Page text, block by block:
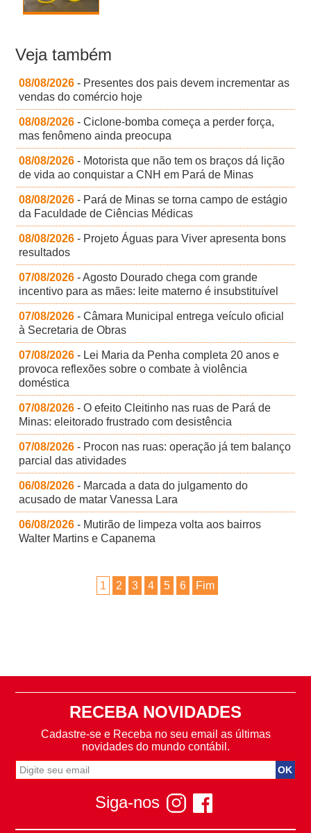
Veja também
08/08/2026 - Presentes dos pais devem incrementar as
vendas do comércio hoje
08/08/2026 - Ciclone-bomba começa a perder força,
mas fenômeno ainda preocupa
08/08/2026 - Motorista que não tem os braços dá lição
de vida ao conquistar a CNH em Pará de Minas
08/08/2026 - Pará de Minas se torna campo de estágio
da Faculdade de Ciências Médicas
08/08/2026 - Projeto Águas para Viver apresenta bons
resultados
07/08/2026 - Agosto Dourado chega com grande
incentivo para as mães: leite materno é insubstituível
07/08/2026 - Câmara Municipal entrega veículo oficial
à Secretaria de Obras
07/08/2026 - Lei Maria da Penha completa 20 anos e
provoca reflexões sobre o combate à violência
doméstica
07/08/2026 - O efeito Cleitinho nas ruas de Pará de
Minas: eleitorado frustrado com desistência
07/08/2026 - Procon nas ruas: operação já tem balanço
parcial das atividades
06/08/2026 - Marcada a data do julgamento do
acusado de matar Vanessa Lara
06/08/2026 - Mutirão de limpeza volta aos bairros
Walter Martins e Capanema
1 2 3 4 5 6 Fim
RECEBA NOVIDADES
Cadastre-se e Receba no seu email as últimas
novidades do mundo contábil.
Siga-nos